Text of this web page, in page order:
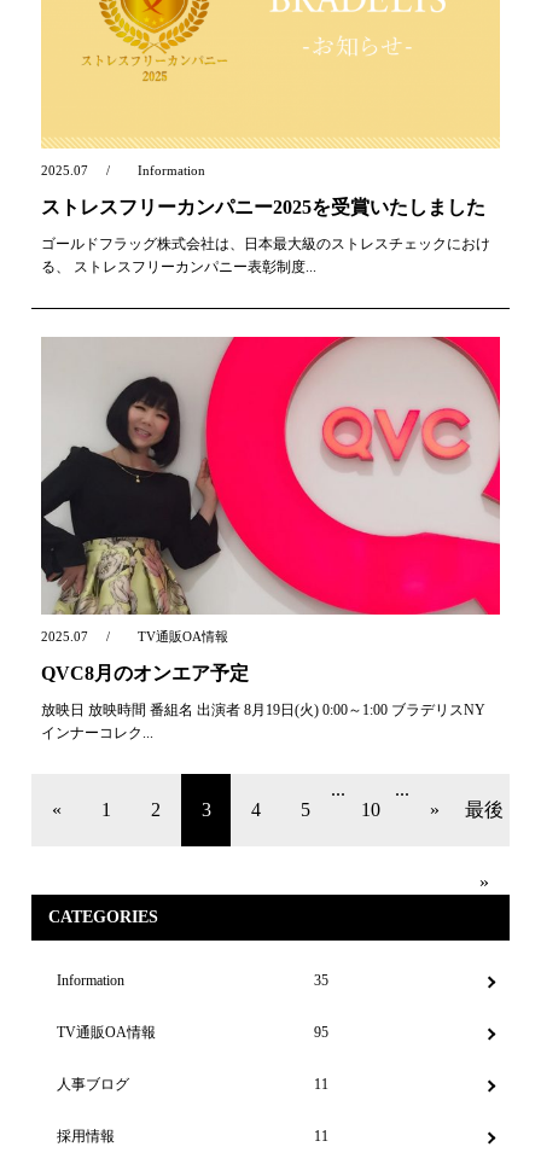
2025.07 Information
ストレスフリーカンパニー2025を受賞いたしました
ゴールドフラッグ株式会社は、日本最大級のストレスチェックにおけ
る、 ストレスフリーカンパニー表彰制度...
2025.07 TV通販OA情報
QVC8月のオンエア予定
放映日 放映時間 番組名 出演者 8月19日(火) 0:00～1:00 ブラデリスNY
インナーコレク...
« 1 2 3 4 5
...
10
...
»
最後
»
CATEGORIES
Information 35
TV通販OA情報 95
人事ブログ 11
採用情報 11